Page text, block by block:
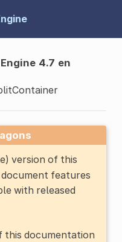
4.7 en
version of this
features
with released
this documentation